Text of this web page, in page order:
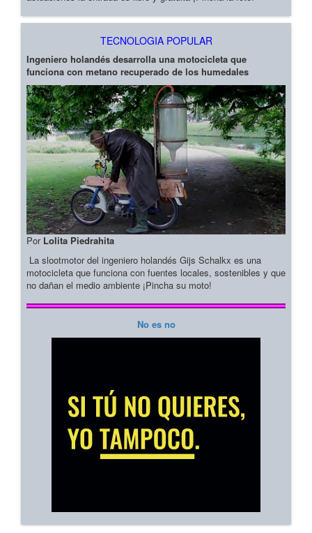
TECNOLOGIA POPULAR
Ingeniero holandés desarrolla una motocicleta que
funciona con metano recuperado de los humedales
Por Lolita Piedrahita
La slootmotor del ingeniero holandés Gijs Schalkx es una
motocicleta que funciona con fuentes locales, sostenibles y que
no dañan el medio ambiente ¡Pincha su moto!
No es no